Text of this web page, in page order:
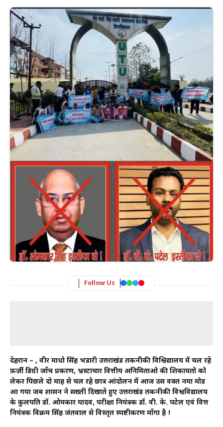
Follow Us
देहरादून – , वीर माधो सिंह भडारी उत्तराखंड तकनीकी विश्विद्यालय में चल रहे
फ़र्ज़ी डिग्री जाँच प्रकरण, भ्रस्टाचार वित्तीय अनिमिताओ की शिकायतो को
लेकर पिछले दो माह से चल रहे छात्र आंदोलन में आज उस वक्त नया मोड
आ गया जब शासन ने सख्ती दिखाते हुए उत्तराखंड तकनीकी विश्वविद्यालय
के कुलपति डॉ. ओमकार यादव, परीक्षा नियंत्रक डॉ. वी. के. पटेल एवं वित्त
नियंत्रक विक्रम सिंह जंतवाल से विस्तृत स्पष्टीकरण माँगा है !